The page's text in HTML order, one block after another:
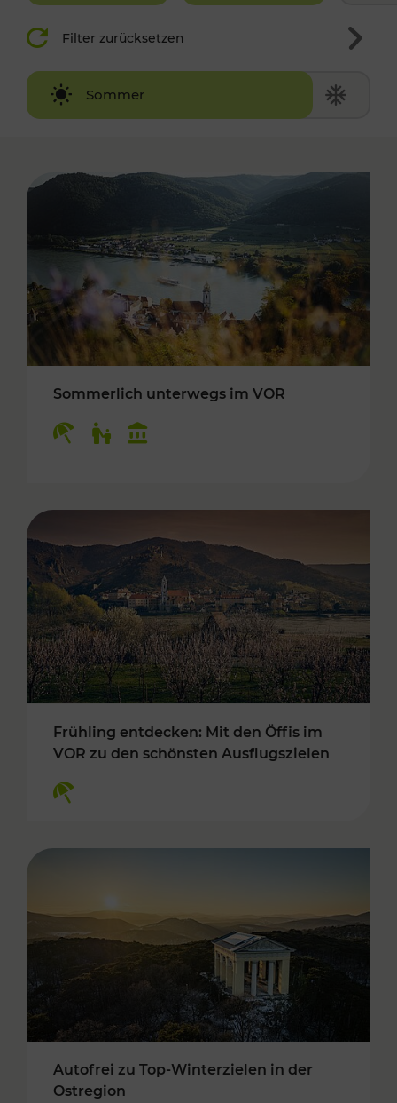
Filter zurücksetzen
Sommer
Winter
Sommerlich unterwegs im VOR
Frühling entdecken: Mit den Öffis im
VOR zu den schönsten Ausflugszielen
Autofrei zu Top-Winterzielen in der
Ostregion